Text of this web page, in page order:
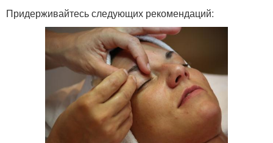
Придерживайтесь следующих рекомендаций: